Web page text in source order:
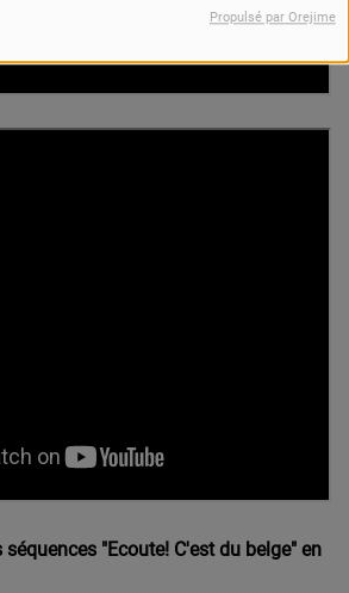
Propulsé par Orejime
séquences "Ecoute! C'est du belge" en